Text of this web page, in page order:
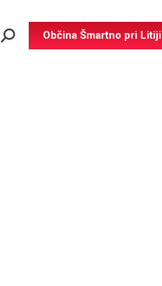
Search: Občina Šmartno pri Litiji